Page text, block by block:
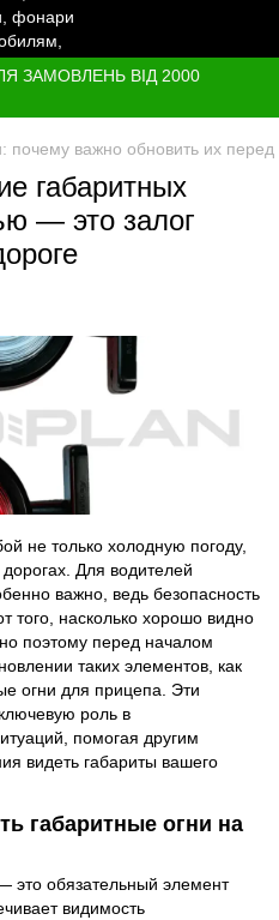
ЗАМОВЛЕНЬ ВІД 2000
почему важно обновить их
габаритных
— это залог
не только холодную погоду,
Для водителей
важно, ведь безопасность
того, насколько хорошо видно
поэтому перед началом
таких элементов, как
огни для прицепа. Эти
роль в
помогая другим
видеть габариты вашего
габаритные огни на
это обязательный элемент
видимость